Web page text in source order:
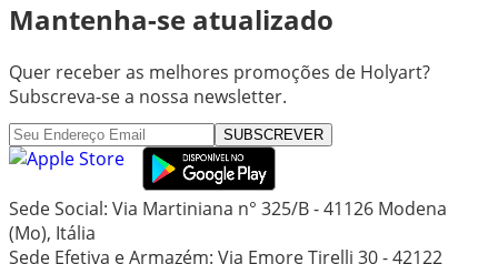
Mantenha-se atualizado
Quer receber as melhores promoções de Holyart?
Subscreva-se a nossa newsletter.
SUBSCREVER
Sede Social: Via Martiniana n° 325/B - 41126 Modena
(Mo), Itália
Sede Efetiva e Armazém: Via Emore Tirelli 30 - 42122